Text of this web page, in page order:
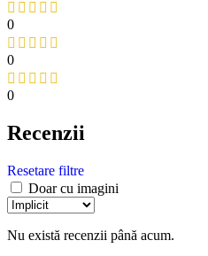
0
0
0
Recenzii
Resetare filtre
Doar cu imagini
Nu există recenzii până acum.